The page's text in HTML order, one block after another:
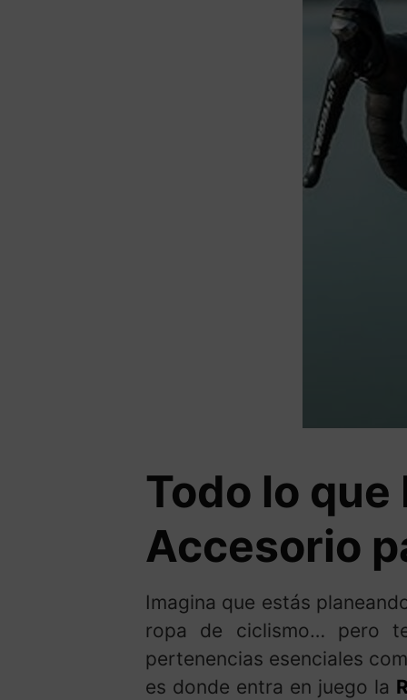
Todo lo
Accesorio
Imagina que estás
ropa de ciclismo… pero
pertenencias esenciales
es donde entra en juego la